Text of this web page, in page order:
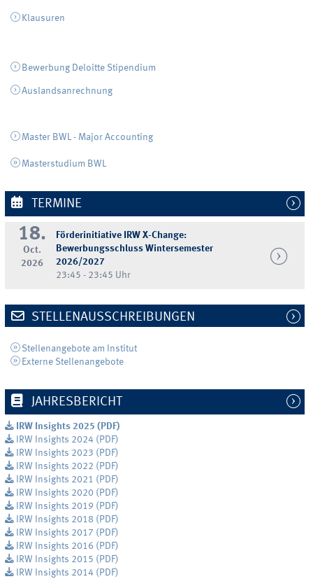
Klausuren
Bewerbung Deloitte Stipendium
Auslandsanrechnung
Master BWL - Major Accounting
Masterstudium BWL
TERMINE
18.
Oct.
2026
Förderinitiative IRW X-Change:
Bewerbungsschluss Wintersemester
2026/2027
23:45 - 23:45 Uhr
STELLENAUSSCHREIBUNGEN
Stellenangebote am Institut
Externe Stellenangebote
JAHRESBERICHT
IRW Insights 2025 (PDF)
IRW Insights 2024 (PDF)
IRW Insights 2023 (PDF)
IRW Insights 2022 (PDF)
IRW Insights 2021 (PDF)
IRW Insights 2020 (PDF)
IRW Insights 2019 (PDF)
IRW Insights 2018 (PDF)
IRW Insights 2017 (PDF)
IRW Insights 2016 (PDF)
IRW Insights 2015 (PDF)
IRW Insights 2014 (PDF)